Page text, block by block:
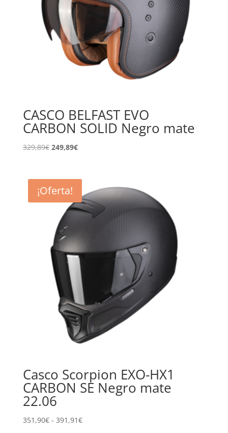
CASCO BELFAST EVO
CARBON SOLID Negro mate
329,89€ El
era:
329,89€.
249,89€El
es:
249,89€.
¡Oferta!
Casco Scorpion EXO-HX1
CARBON SE Negro mate
22.06
351,90€ - 391,91€Rango